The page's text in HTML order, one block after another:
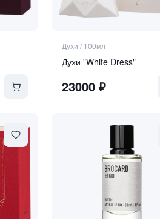
Духи / 100мл
Духи "White Dress"
23000₽